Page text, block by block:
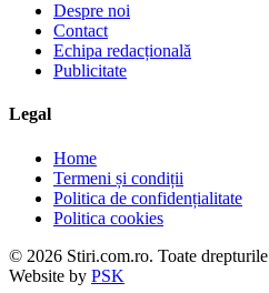
Despre noi
Contact
Echipa redacțională
Publicitate
Legal
Home
Termeni și condiții
Politica de confidențialitate
Politica cookies
© 2026 Stiri.com.ro. Toate drepturile
Website by PSK